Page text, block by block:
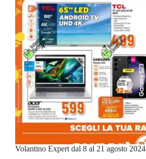
Volantino Expert dal 8 al 21 agosto 2024